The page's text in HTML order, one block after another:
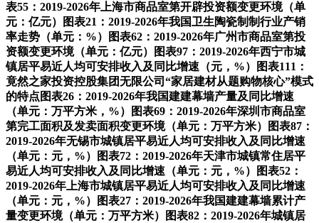
表55：2019-2026年上海市商品室第开辟投资额变更环境（单
元：亿元）图表21：2019-2026年我国卫生陶瓷制制行业产销
率走势（单元：%）图表62：2019-2026年广州市商品室第投
资额变更环境（单元：亿元）图表97：2019-2026年西宁市城
镇居平易近人均可安排收入及同比增速（元，%）图表111：
竟然之家投资控股集团无限公司“家居建材从题购物核心”模式
的特点图表26：2019-2026年我国建建幕墙产量及同比增速
（单元：万平方米，%）图表69：2019-2026年深圳市商品室
第完工面积及发卖面积变更环境（单元：万平方米）图表87：
2019-2026年无锡市城镇居平易近人均可安排收入及同比增速
（单元：元，%）图表72：2019-2026年天津市城镇常住居平
易近人均可安排收入及同比增速（单元：元，%）图表52：
2019-2026年上海市城镇居平易近人均可安排收入及同比增速
（单元：元，%）图表27：2019-2026年我国建建幕墙累计产
量变更环境（单元：万平方米）图表82：2019-2026年城镇居